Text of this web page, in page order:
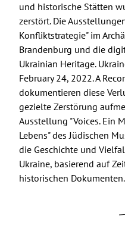
und historische Stätten
zerstört. Die
Konfliktstrategie" im
Brandenburg und die
Ukrainian Heritage.
February 24, 2022. A
dokumentieren diese
gezielte Zerstörung
Ausstellung "Voices. Ein
Lebens" des Jüdischen
die Geschichte und
Ukraine, basierend auf
historischen Dokumenten.